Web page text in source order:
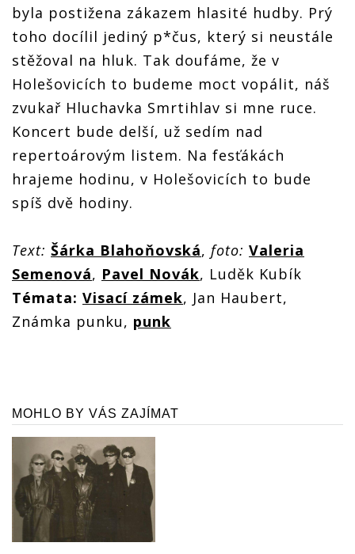
byla postižena zákazem hlasité hudby. Prý
toho docílil jediný p*čus, který si neustále
stěžoval na hluk. Tak doufáme, že v
Holešovicích to budeme moct vopálit, náš
zvukař Hluchavka Smrtihlav si mne ruce.
Koncert bude delší, už sedím nad
repertoárovým listem. Na fesťákách
hrajeme hodinu, v Holešovicích to bude
spíš dvě hodiny.
Text: Šárka Blahoňovská, foto: Valeria
Semenová, Pavel Novák, Luděk Kubík
Témata: Visací zámek, Jan Haubert,
Známka punku, punk
MOHLO BY VÁS ZAJÍMAT